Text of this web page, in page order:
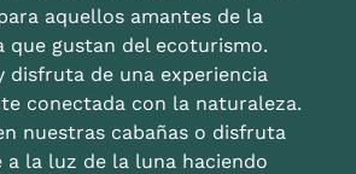
aquellos amantes de la
que gustan del ecoturismo.
disfruta de una experiencia
conectada con la naturaleza.
nuestras cabañas o disfruta
a la luz de la luna haciendo